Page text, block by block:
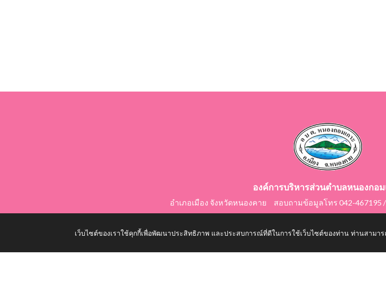
องค์การบริหารส่วนตำบลหนองกอม
อำเภอเมือง จังหวัดหนองคาย สอบถามข้อมูลโทร 042-467195 /
เว็บไซต์ของเราใช้คุกกี้เพื่อพัฒนาประสิทธิภาพ และประสบการณ์ที่ดีในการใช้เว็บไซต์ของท่าน ท่านสามาร